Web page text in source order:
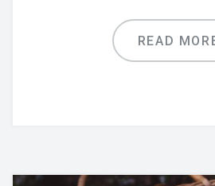
READ